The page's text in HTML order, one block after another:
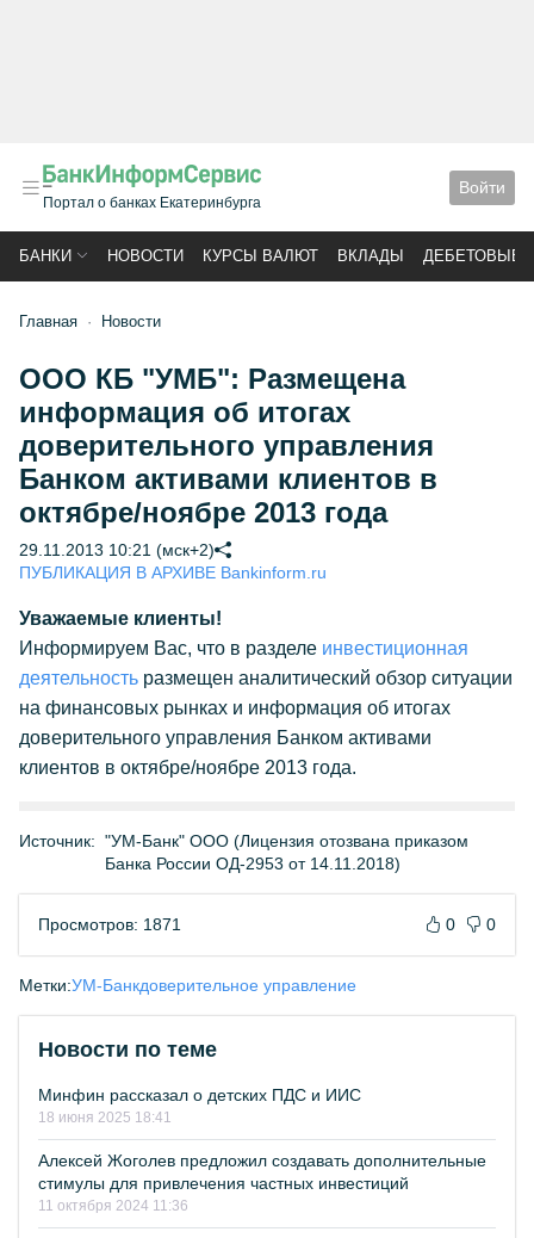
Портал о банках Екатеринбурга
Войти
БАНКИ НОВОСТИ КУРСЫ ВАЛЮТ ВКЛАДЫ ДЕБЕТОВЫЕ
Главная Новости
ООО КБ "УМБ": Размещена
информация об итогах
доверительного управления
Банком активами клиентов в
октябре/ноябре 2013 года
29.11.2013 10:21 (мск+2)
ПУБЛИКАЦИЯ В АРХИВЕ Bankinform.ru
Уважаемые клиенты!
Информируем Вас, что в разделе инвестиционная
деятельность размещен аналитический обзор ситуации
на финансовых рынках и информация об итогах
доверительного управления Банком активами
клиентов в октябре/ноябре 2013 года.
Источник: "УМ-Банк" ООО (Лицензия отозвана приказом
Банка России ОД-2953 от 14.11.2018)
Просмотров: 1871 0 0
Метки:УМ-Банкдоверительное управление
Новости по теме
Минфин рассказал о детских ПДС и ИИС
18 июня 2025 18:41
Алексей Жоголев предложил создавать дополнительные
стимулы для привлечения частных инвестиций
11 октября 2024 11:36